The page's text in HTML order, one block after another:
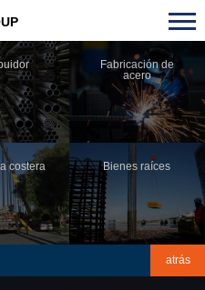
Fabricación de
acero
costera Bienes raíces
atrás